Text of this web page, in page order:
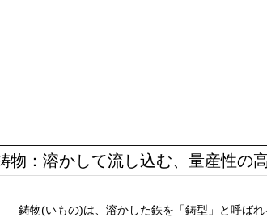
物：溶かして流し込む、量産性の
鋳物(いもの)は、溶かした鉄を「鋳型」と呼ば